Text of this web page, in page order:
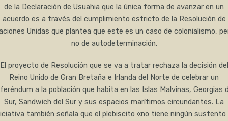
de la Declaración de Usuahia que la única forma de avanzar en un
acuerdo es a través del cumplimiento estricto de la Resolución de
Unidas que plantea que este es un caso de colonialismo,
no de autodeterminación.
El proyecto de Resolución que se va a tratar rechaza la decisión del
Reino Unido de Gran Bretaña e Irlanda del Norte de celebrar un
a la población que habita en las Islas Malvinas, Georgias
Sur, Sandwich del Sur y sus espacios marítimos circundantes. La
también señala que el plebiscito «no tiene ningún sustento